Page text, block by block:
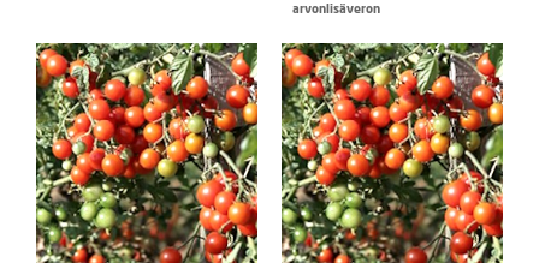
32,00 €
arvonlisäveron